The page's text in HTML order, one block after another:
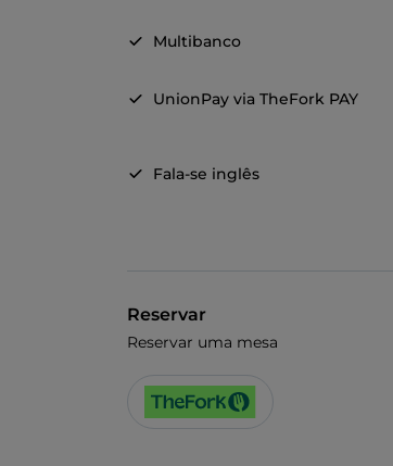
Multibanco
UnionPay via TheFork PAY
Fala-se inglês
Reservar
Reservar uma mesa